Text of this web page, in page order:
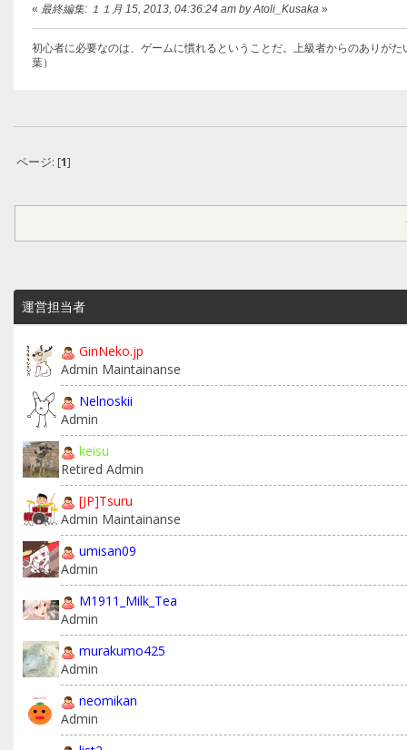
« 最終編集: １１月 15, 2013, 04:36:24 am by Atoli_Kusaka »
初心者に必要なのは、ゲームに慣れるということだ。上級者からのありが
葉）
ページ: [1]
運営担当者
GinNeko.jp
Admin Maintainanse
Nelnoskii
Admin
keisu
Retired Admin
[JP]Tsuru
Admin Maintainanse
umisan09
Admin
M1911_Milk_Tea
Admin
murakumo425
Admin
neomikan
Admin